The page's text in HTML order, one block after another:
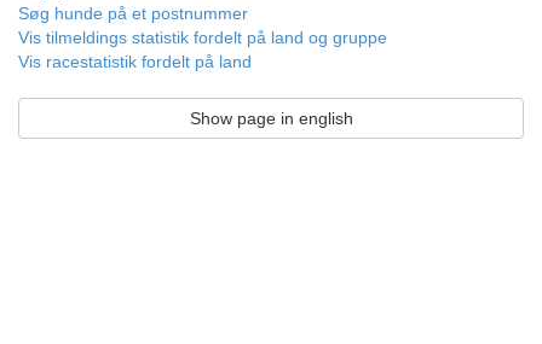
Søg hunde på et postnummer
Vis tilmeldings statistik fordelt på land og gruppe
Vis racestatistik fordelt på land
Show page in english